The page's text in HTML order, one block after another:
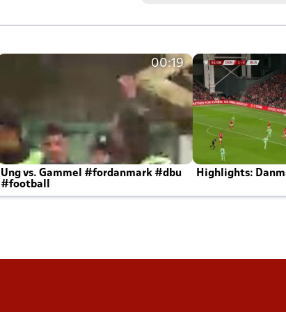
00:19
Ung vs. Gammel #fordanmark #dbu
#football
Highlights: